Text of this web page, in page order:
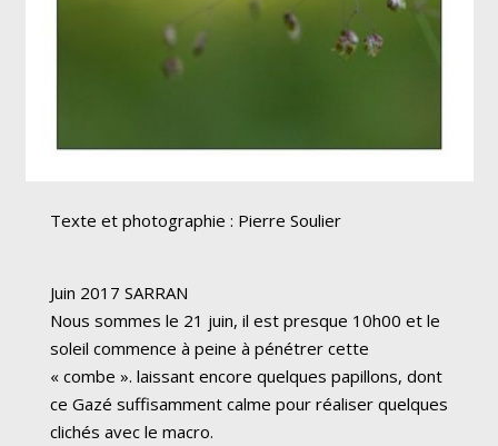
Texte et photographie : Pierre Soulier
Juin 2017 SARRAN
Nous sommes le 21 juin, il est presque 10h00 et le
soleil commence à peine à pénétrer cette
« combe ». laissant encore quelques papillons, dont
ce Gazé suffisamment calme pour réaliser quelques
clichés avec le macro.